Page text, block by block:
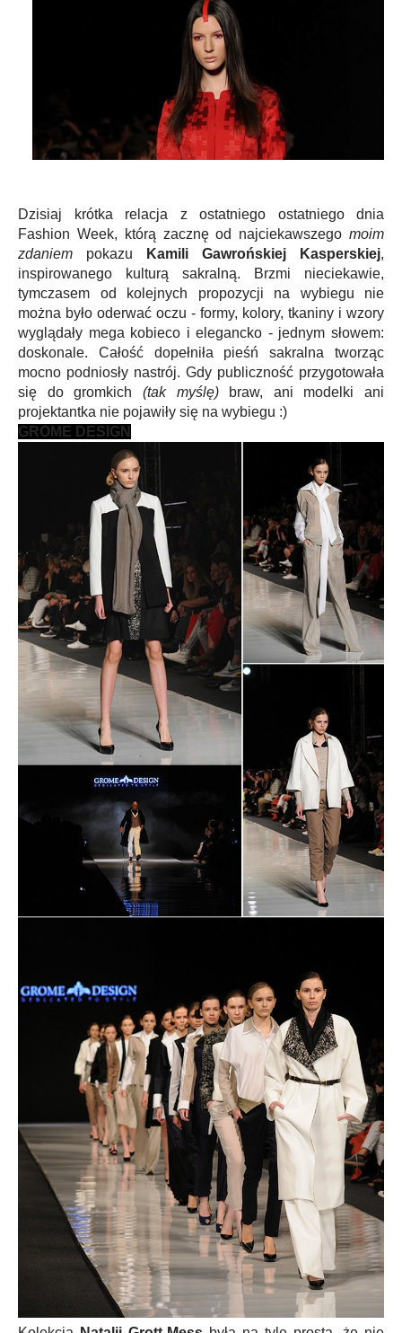
Dzisiaj krótka relacja z ostatniego ostatniego dnia
Fashion Week, którą zacznę od najciekawszego moim
zdaniem pokazu Kamili Gawrońskiej Kasperskiej,
inspirowanego kulturą sakralną. Brzmi nieciekawie,
tymczasem od kolejnych propozycji na wybiegu nie
można było oderwać oczu - formy, kolory, tkaniny i wzory
wyglądały mega kobieco i elegancko - jednym słowem:
doskonale. Całość dopełniła pieśń sakralna tworząc
mocno podniosły nastrój. Gdy publiczność przygotowała
się do gromkich (tak myślę)
braw, ani modelki ani
projektantka nie pojawiły się na wybiegu :)
GROME DESIGN